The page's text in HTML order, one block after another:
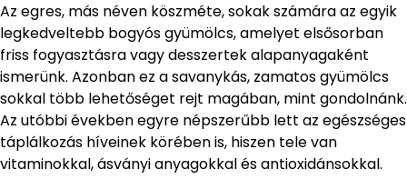
Az egres, más néven köszméte, sokak számára az egyik
legkedveltebb bogyós gyümölcs, amelyet elsősorban
friss fogyasztásra vagy desszertek alapanyagaként
ismerünk. Azonban ez a savanykás, zamatos gyümölcs
sokkal több lehetőséget rejt magában, mint gondolnánk.
Az utóbbi években egyre népszerűbb lett az egészséges
táplálkozás híveinek körében is, hiszen tele van
vitaminokkal, ásványi anyagokkal és antioxidánsokkal.